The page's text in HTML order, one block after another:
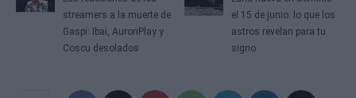
streamers a la muerte de
Gaspi: Ibai, AuronPlay y
Coscu desolados
el 15 de junio: lo que los
astros revelan para tu
signo